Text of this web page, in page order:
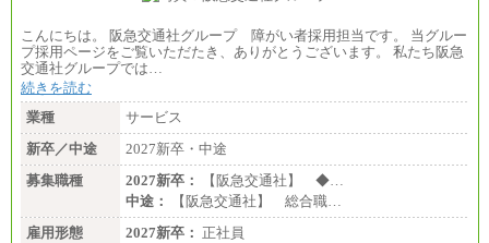
こんにちは。 阪急交通社グループ 障がい者採用担当です。 当グルー
プ採用ページをご覧いただたき、ありがとうございます。 私たち阪急
交通社グループでは…
続きを読む
業種
サービス
新卒／中途
2027新卒・中途
募集職種
2027新卒：
【阪急交通社】 ◆…
中途：
【阪急交通社】 総合職…
雇用形態
2027新卒： 正社員